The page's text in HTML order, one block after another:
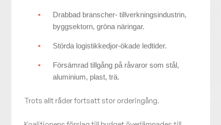
Drabbad branscher- tillverkningsindustrin,
byggsektorn, gröna näringar.
Störda logistikkedjor-ökade ledtider.
Försämrad tillgång på råvaror som stål,
aluminium, plast, trä.
Trots allt råder fortsatt stor orderingång.